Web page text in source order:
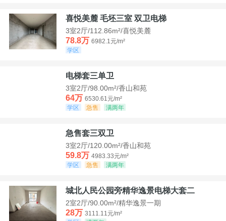
喜悦美麓 毛坯三室 双卫电梯
3室2厅/112.86m²/喜悦美麓
78.8万 6982.1元/m²
学区
电梯套三单卫
3室2厅/98.00m²/香山和苑
64万 6530.61元/m²
学区
急售 满两年
急售套三双卫
3室2厅/120.00m²/香山和苑
59.8万 4983.33元/m²
学区
急售 满两年
城北人民公园旁精华逸景电梯大套二
2室2厅/90.00m²/精华逸景一期
28万 3111.11元/m²